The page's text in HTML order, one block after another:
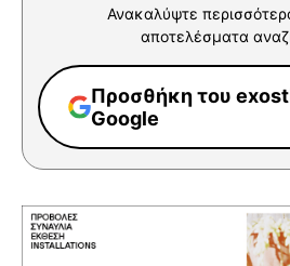
Ανακαλύψτε
αποτελέσματα
Προσθήκη του
Google